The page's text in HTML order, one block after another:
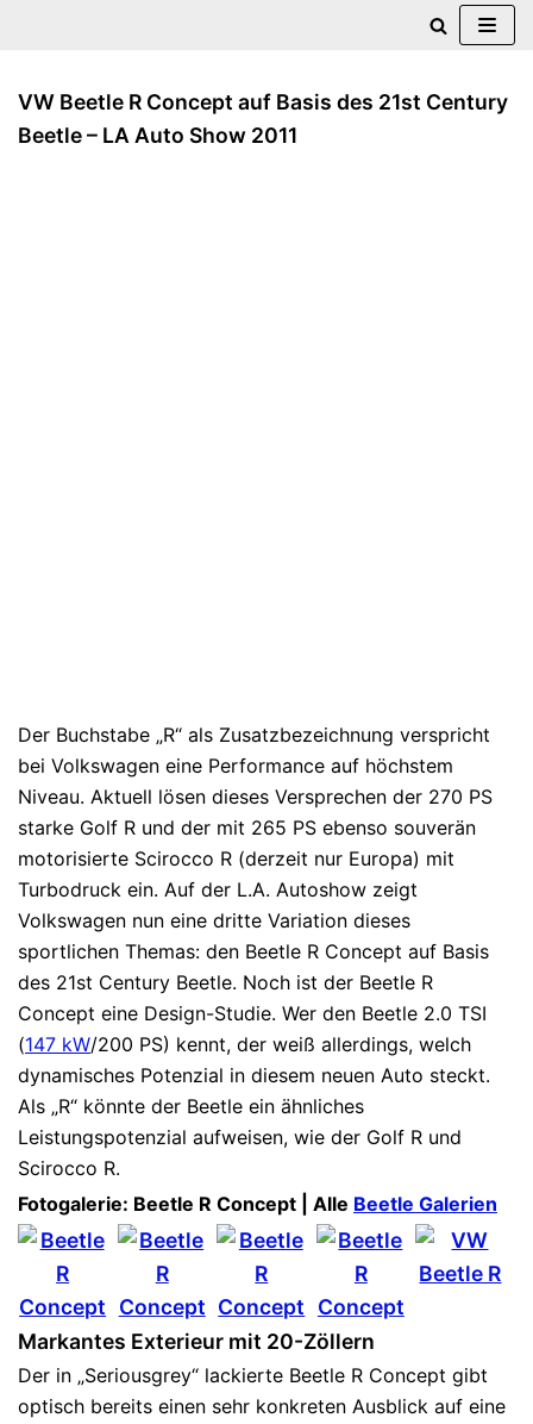
Inhalt
springen
VW Beetle R Concept auf Basis des 21st Century
Beetle – LA Auto Show 2011
Der Buchstabe „R“ als Zusatzbezeichnung verspricht
bei Volkswagen eine Performance auf höchstem
Niveau. Aktuell lösen dieses Versprechen der 270 PS
starke Golf R und der mit 265 PS ebenso souverän
motorisierte Scirocco R (derzeit nur Europa) mit
Turbodruck ein. Auf der L.A. Autoshow zeigt
Volkswagen nun eine dritte Variation dieses
sportlichen Themas: den Beetle R Concept auf Basis
des 21st Century Beetle. Noch ist der Beetle R
Concept eine Design-Studie. Wer den Beetle 2.0 TSI
(147 kW/200 PS) kennt, der weiß allerdings, welch
dynamisches Potenzial in diesem neuen Auto steckt.
Als „R“ könnte der Beetle ein ähnliches
Leistungspotenzial aufweisen, wie der Golf R und
Scirocco R.
Fotogalerie: Beetle R Concept | Alle Beetle Galerien
Markantes Exterieur mit 20-Zöllern
Der in „Seriousgrey“ lackierte Beetle R Concept gibt
optisch bereits einen sehr konkreten Ausblick auf eine